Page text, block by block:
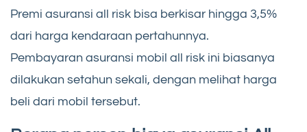
Premi asuransi all risk bisa berkisar hingga 3,5%
dari harga kendaraan pertahunnya.
Pembayaran asuransi mobil all risk ini biasanya
dilakukan setahun sekali, dengan melihat harga
beli dari mobil tersebut.